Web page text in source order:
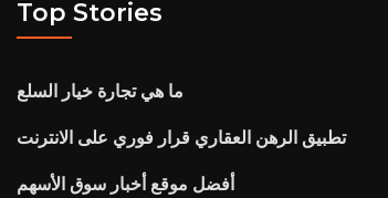
Top Stories
ما هي تجارة خيار السلع
تطبيق الرهن العقاري قرار فوري على الانترنت
أفضل موقع أخبار سوق الأسهم